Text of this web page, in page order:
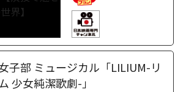
子部 ミュージカル「LILIUM-リ
少女純潔歌劇-」